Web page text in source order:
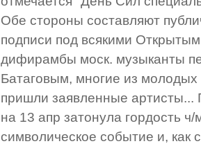
Обе стороны составляют
подписи под всякими
дифирамбы моск. музыканты
Батаговым, многие из
пришли заявленные артисты...
на 13 апр затонула гордость
символическое событие и, как